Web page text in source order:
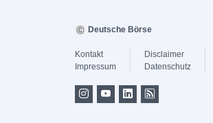
Deutsche Börse
Kontakt
Impressum
Disclaimer
Datenschutz